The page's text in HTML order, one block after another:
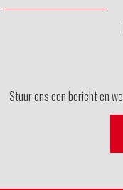
Stuur ons een bericht en